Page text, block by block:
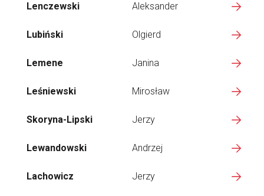
Lenczewski Aleksander
Lubiński Olgierd
Lemene Janina
Leśniewski Mirosław
Skoryna-Lipski Jerzy
Lewandowski Andrzej
Lachowicz Jerzy